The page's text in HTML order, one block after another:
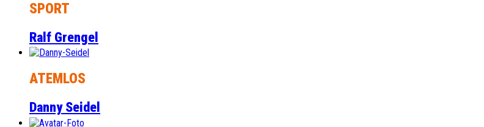
SPORT
Ralf Grengel
ATEMLOS
Danny Seidel